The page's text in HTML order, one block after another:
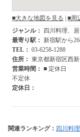
関連ランキング： 四川料理